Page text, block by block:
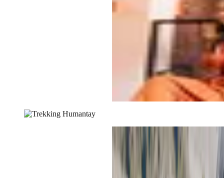
DESTINOS PERÚ
Laguna Humantay: guía
Laguna Humantay: guía
natural de Cusco
Escrito por Sadith Collatupa
Actualizado en:
2025-12-03
visita a la Laguna Humantay, qué